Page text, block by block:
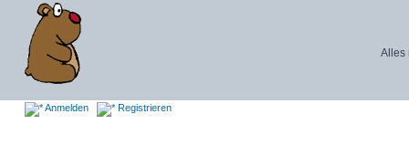
Alles
Anmelden Registrieren